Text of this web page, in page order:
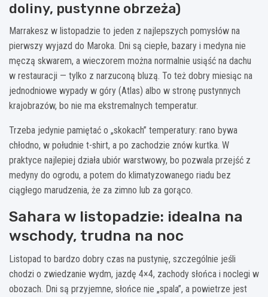
doliny, pustynne obrzeża)
Marrakesz w listopadzie to jeden z najlepszych pomysłów na
pierwszy wyjazd do Maroka. Dni są ciepłe, bazary i medyna nie
męczą skwarem, a wieczorem można normalnie usiąść na dachu
w restauracji — tylko z narzuconą bluzą. To też dobry miesiąc na
jednodniowe wypady w góry (Atlas) albo w stronę pustynnych
krajobrazów, bo nie ma ekstremalnych temperatur.
Trzeba jedynie pamiętać o „skokach” temperatury: rano bywa
chłodno, w południe t-shirt, a po zachodzie znów kurtka. W
praktyce najlepiej działa ubiór warstwowy, bo pozwala przejść z
medyny do ogrodu, a potem do klimatyzowanego riadu bez
ciągłego marudzenia, że za zimno lub za gorąco.
Sahara w listopadzie: idealna na
wschody, trudna na noc
Listopad to bardzo dobry czas na pustynię, szczególnie jeśli
chodzi o zwiedzanie wydm, jazdę 4×4, zachody słońca i noclegi w
obozach. Dni są przyjemne, słońce nie „spala”, a powietrze jest